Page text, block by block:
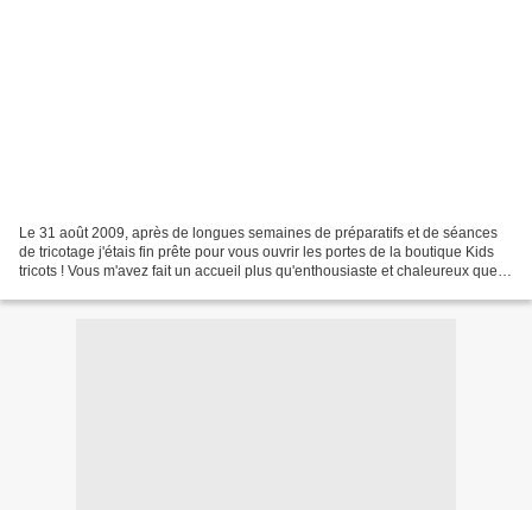
Le 31 août 2009, après de longues semaines de préparatifs et de séances
de tricotage j'étais fin prête pour vous ouvrir les portes de la boutique Kids
tricots ! Vous m'avez fait un accueil plus qu'enthousiaste et chaleureux que je